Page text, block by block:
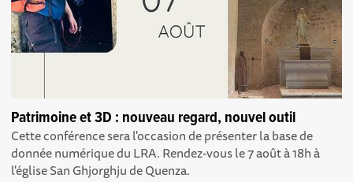
Patrimoine et 3D : nouveau regard, nouvel outil
Cette conférence sera l'occasion de présenter la base de
donnée numérique du LRA. Rendez-vous le 7 août à 18h à
l'église San Ghjorghju de Quenza.